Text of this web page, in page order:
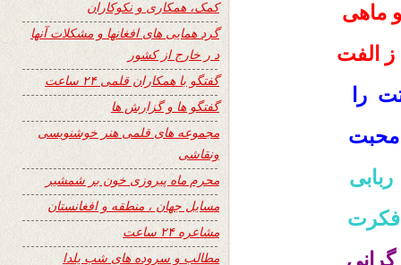
ماهی
الفت
را
فکرت
کمک، همکاری و نکوکاران
گرد همایی های افغانها و مشکلات آنها
د ر خارج از کشور
گفتگو با همکاران قلمی ۲۴ ساعت
گفتگو ها و گزارش ها
مجموعه های قلمی هنر خوشنویسی
ونقاشی
محرم ماه پیروزی خون بر شمشیر
مسایل جهان ، منطقه و افغانستان
مشاعره ۲۴ ساعت
مطالب و سروده های شب یلدا